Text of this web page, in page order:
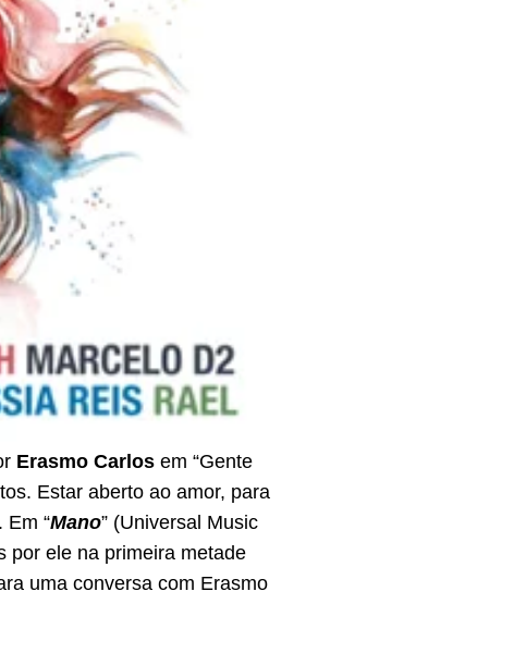
Erasmo Carlos em “Gente
Estar aberto ao amor, para
“Mano” (Universal Music
por ele na primeira metade
uma conversa com Erasmo